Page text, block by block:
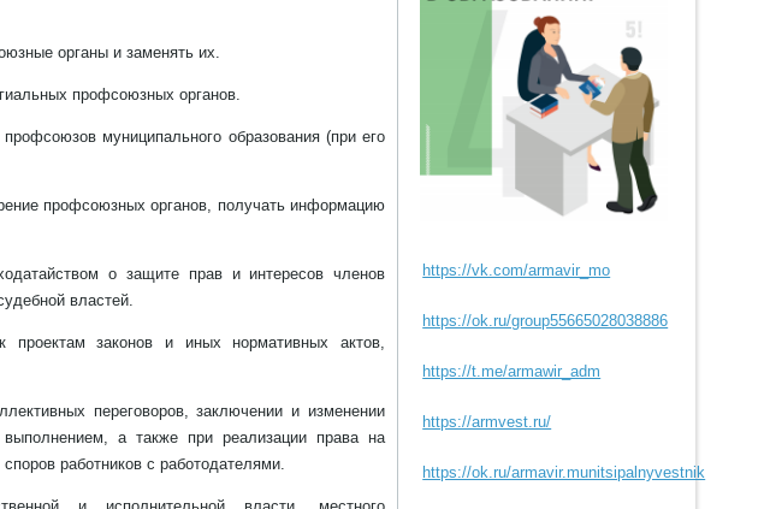
органы и заменять их.
профсоюзных органов.
муниципального образования (при его
профсоюзных органов, получать информацию
о защите прав и интересов членов
властей.
проектам законов и иных нормативных актов,
переговоров, заключении и изменении
выполнением, а также при реализации права на
работников с работодателями.
https://vk.com/armavir_mo
https://ok.ru/group55665028038886
https://t.me/armawir_adm
https://armvest.ru/
https://ok.ru/armavir.munitsipalnyvestnik